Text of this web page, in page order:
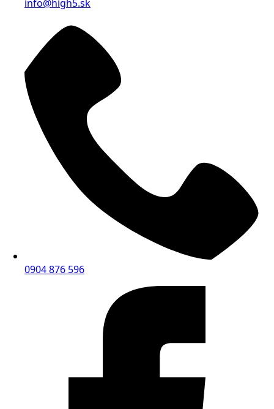
info@high5.sk
0904 876 596